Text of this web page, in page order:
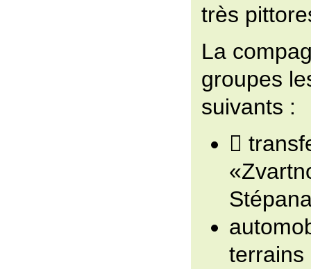
très
La
groupes
suivants :

terrains